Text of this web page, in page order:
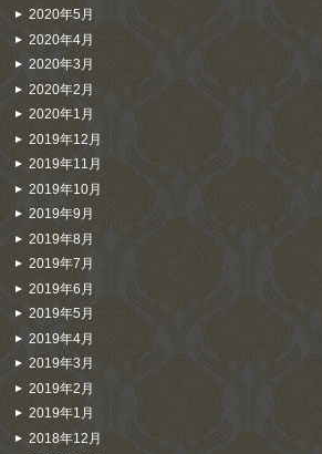
2020年5月
2020年4月
2020年3月
2020年2月
2020年1月
2019年12月
2019年11月
2019年10月
2019年9月
2019年8月
2019年7月
2019年6月
2019年5月
2019年4月
2019年3月
2019年2月
2019年1月
2018年12月